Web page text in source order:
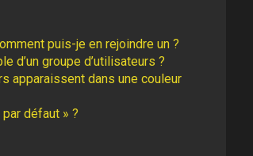
puis-je en rejoindre un ?
d’un groupe d’utilisateurs ?
apparaissent dans une couleur
par défaut » ?